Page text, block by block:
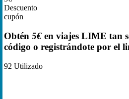
Descuento
cupón
Obtén 5€ en viajes LIME tan
código o registrándote por el
92 Utilizado